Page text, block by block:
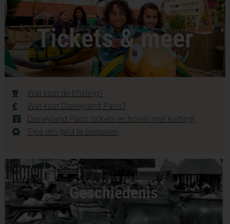
Tickets & meer
Wat kost de Efteling?
Wat kost Disneyland Paris?
Disneyland Paris: tickets en hotels met korting!
Tips om geld te besparen
Geschiedenis